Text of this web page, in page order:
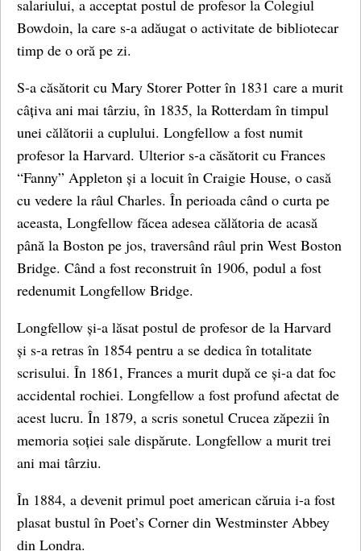
salariului, a acceptat postul de profesor la Colegiul
Bowdoin, la care s-a adăugat o activitate de bibliotecar
timp de o oră pe zi.
S-a căsătorit cu Mary Storer Potter în 1831 care a murit
câțiva ani mai târziu, în 1835, la Rotterdam în timpul
unei călătorii a cuplului. Longfellow a fost numit
profesor la Harvard. Ulterior s-a căsătorit cu Frances
“Fanny” Appleton și a locuit în Craigie House, o casă
cu vedere la râul Charles. În perioada când o curta pe
aceasta, Longfellow făcea adesea călătoria de acasă
până la Boston pe jos, traversând râul prin West Boston
Bridge. Când a fost reconstruit în 1906, podul a fost
redenumit Longfellow Bridge.
Longfellow și-a lăsat postul de profesor de la Harvard
și s-a retras în 1854 pentru a se dedica în totalitate
scrisului. În 1861, Frances a murit după ce și-a dat foc
accidental rochiei. Longfellow a fost profund afectat de
acest lucru. În 1879, a scris sonetul Crucea zăpezii în
memoria soției sale dispărute. Longfellow a murit trei
ani mai târziu.
În 1884, a devenit primul poet american căruia i-a fost
plasat bustul în Poet’s Corner din Westminster Abbey
din Londra.